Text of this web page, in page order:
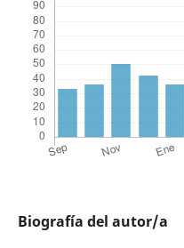
Biografía del autor/a